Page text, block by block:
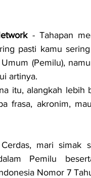
- Tahapan
pasti kamu
(Pemilu),
artinya.
frasa, akronim,
mari simak
Pemilu
Nomor 7